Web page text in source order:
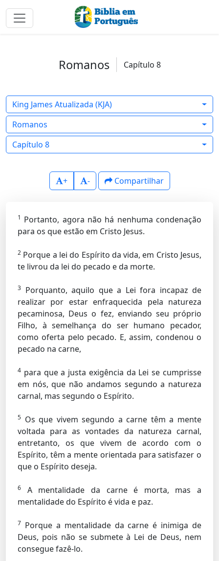
Romanos Capítulo 8
King James Atualizada (KJA)
Romanos
Capítulo 8
+ - Compartilhar
1 Portanto, agora não há nenhuma condenação
para os que estão em Cristo Jesus.
2 Porque a lei do Espírito da vida, em Cristo Jesus,
te livrou da lei do pecado e da morte.
3 Porquanto, aquilo que a Lei fora incapaz de
realizar por estar enfraquecida pela natureza
pecaminosa, Deus o fez, enviando seu próprio
Filho, à semelhança do ser humano pecador,
como oferta pelo pecado. E, assim, condenou o
pecado na carne,
4 para que a justa exigência da Lei se cumprisse
em nós, que não andamos segundo a natureza
carnal, mas segundo o Espírito.
5 Os que vivem segundo a carne têm a mente
voltada para as vontades da natureza carnal,
entretanto, os que vivem de acordo com o
Espírito, têm a mente orientada para satisfazer o
que o Espírito deseja.
6
A mentalidade da carne é morta, mas a
mentalidade do Espírito é vida e paz.
7 Porque a mentalidade da carne é inimiga de
Deus, pois não se submete à Lei de Deus, nem
consegue fazê-lo.